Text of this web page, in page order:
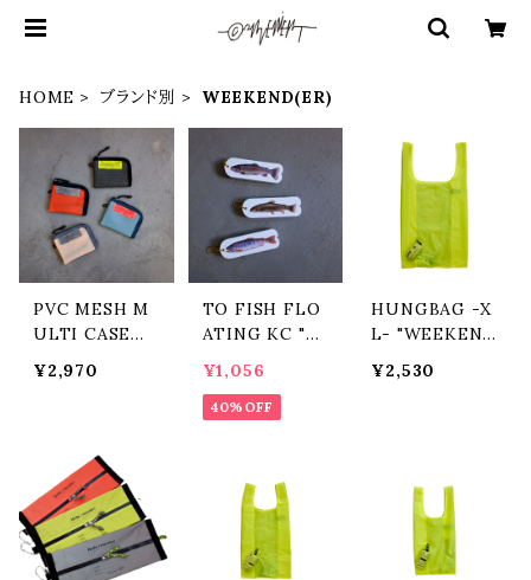
HOME ブランド別 WEEKEND(ER)
PVC MESH M
ULTI CASE
R)/ウィークエン
¥2,970
TO FISH FLO
ATING KC "W
ウィークエンダ
ー"
¥1,056
40%OFF
HUNGBAG -X
L- "WEEKEND
ンダー"
¥2,530